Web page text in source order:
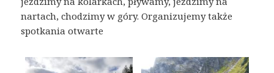
nartach, chodzimy w góry. Organizujemy także
spotkania otwarte